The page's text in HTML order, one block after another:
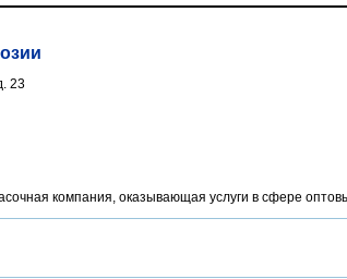
23
компания, оказывающая услуги в сфере